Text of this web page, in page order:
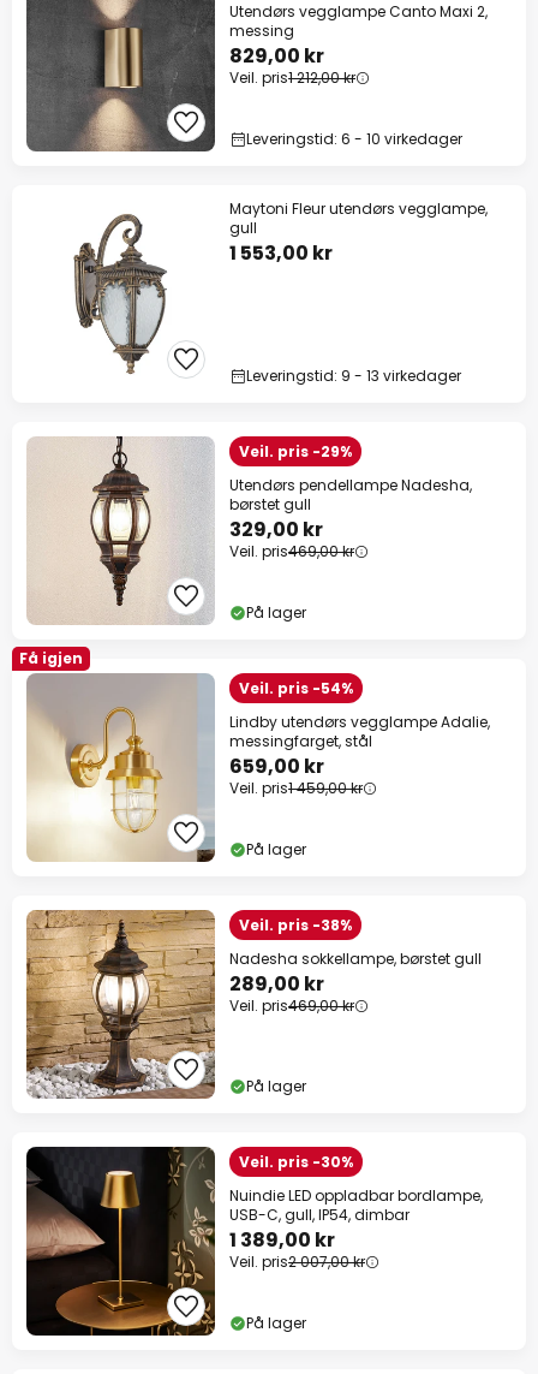
Utendørs vegglampe Canto Maxi 2,
messing
829,00 kr
Veil. pris1 212,00 kr
Leveringstid: 6 - 10 virkedager
Maytoni Fleur utendørs vegglampe,
gull
1 553,00 kr
Leveringstid: 9 - 13 virkedager
Veil. pris -29%
Utendørs pendellampe Nadesha,
børstet gull
329,00 kr
Veil. pris469,00 kr
På lager
Få igjen
Veil. pris -54%
Lindby utendørs vegglampe Adalie,
messingfarget, stål
659,00 kr
Veil. pris1 459,00 kr
På lager
Veil. pris -38%
Nadesha sokkellampe, børstet gull
289,00 kr
Veil. pris469,00 kr
På lager
Veil. pris -30%
Nuindie LED oppladbar bordlampe,
USB-C, gull, IP54, dimbar
1 389,00 kr
Veil. pris2 007,00 kr
På lager